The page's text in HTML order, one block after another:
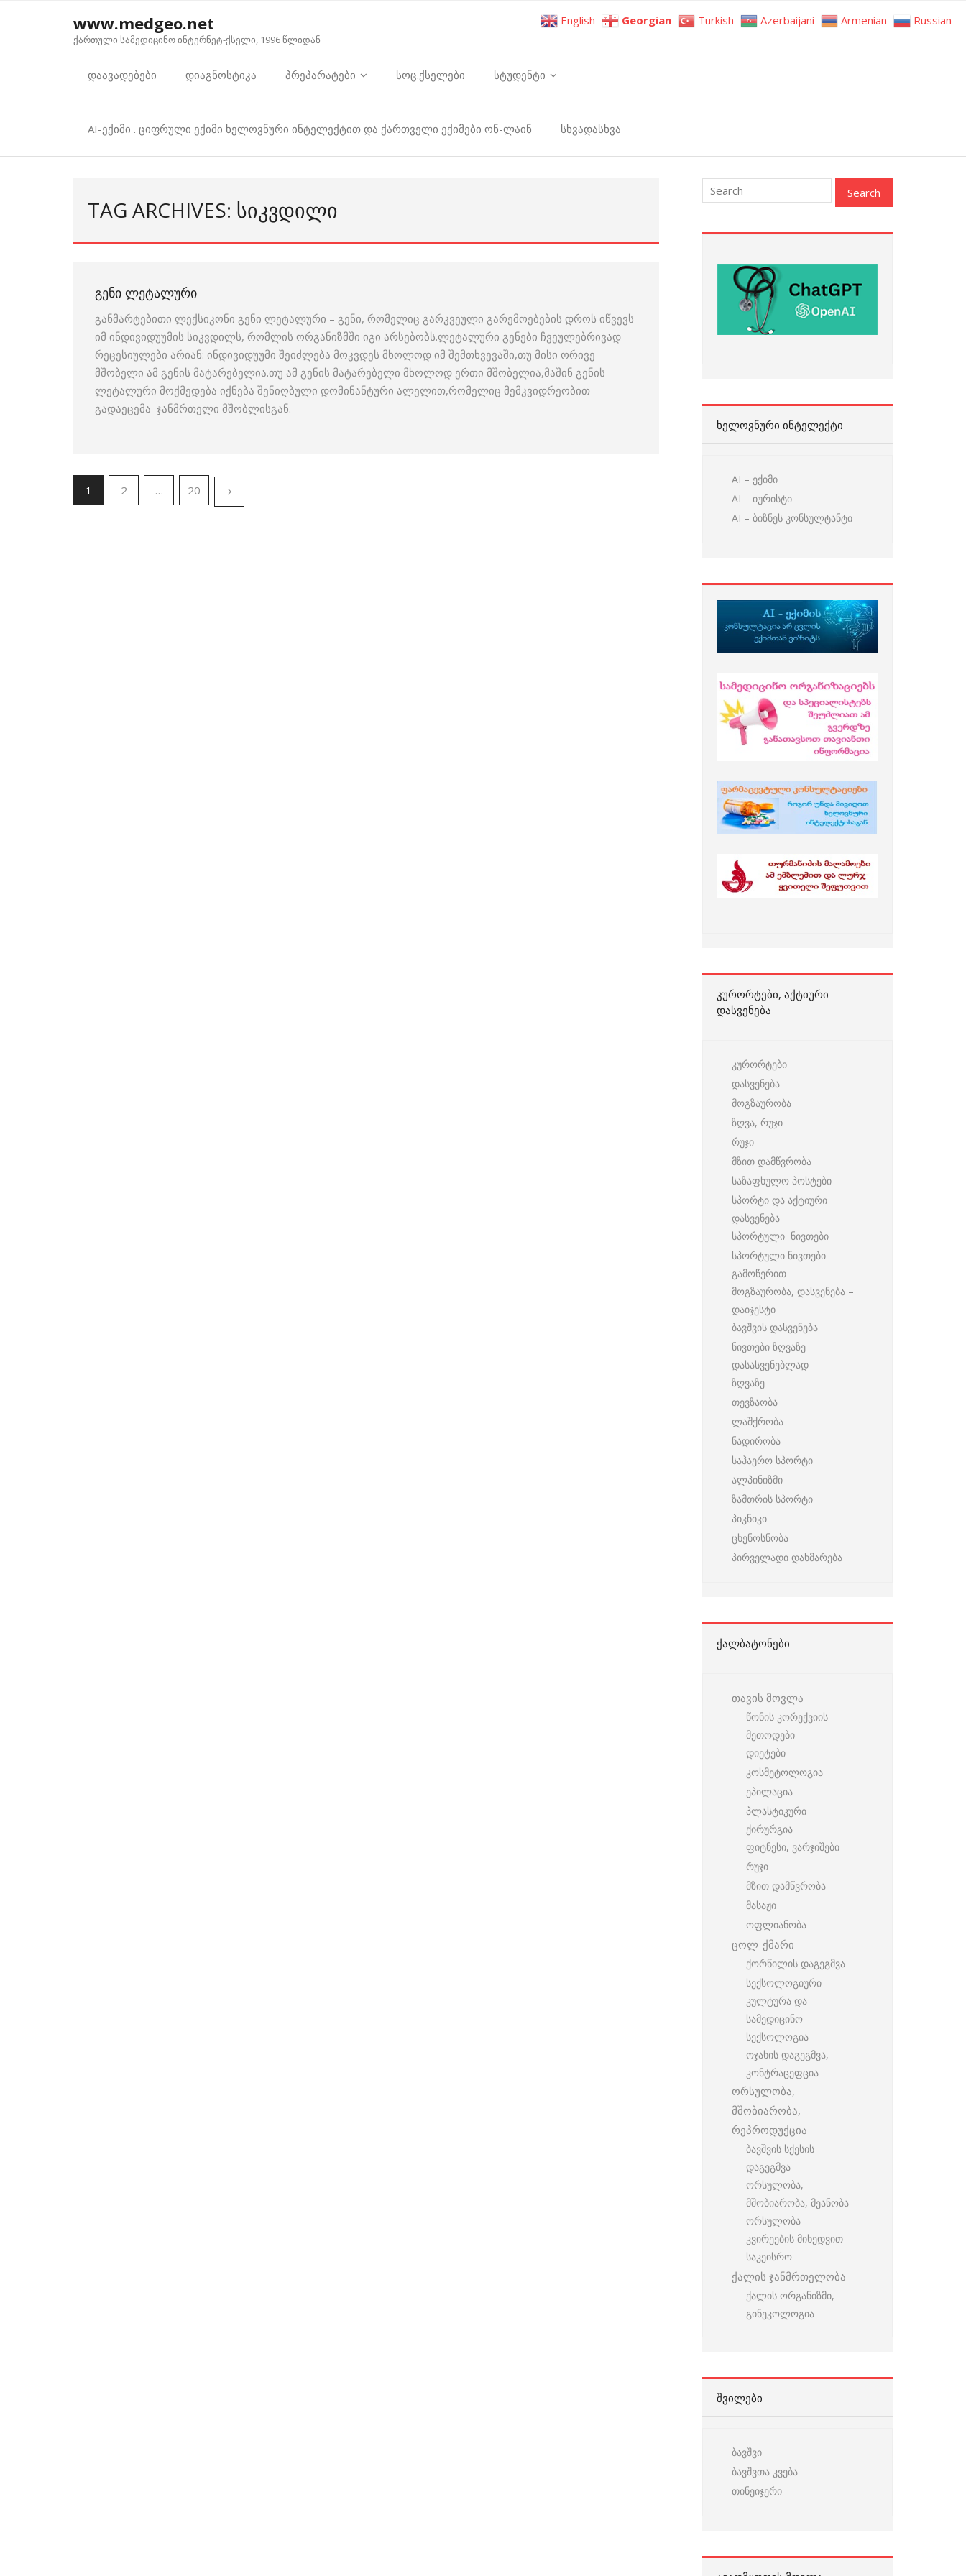
www.medgeo.net
ქართული სამედიცინო ინტერნეტ-ქსელი, 1996 წლიდან
დაავადებები დიაგნოსტიკა პრეპარატები სოც.ქსელები სტუდენტი
AI-ექიმი . ციფრული ექიმი ხელოვნური ინტელექტით და ქართველი ექიმები ონ-ლაინ სხვადასხვა
TAG ARCHIVES: ᲡᲘᲙᲕᲓᲘᲚᲘ
ᲒᲔᲜᲘ ᲚᲔᲢᲐᲚᲣᲠᲘ
განმარტებითი ლექსიკონი გენი ლეტალური – გენი, რომელიც გარკვეული გარემოებების დროს იწვევს
იმ ინდივიდუუმის სიკვდილს, რომლის ორგანიზმში იგი არსებობს.ლეტალური გენები ჩვეულებრივად
რეცესიულები არიან: ინდივიდუუმი შეიძლება მოკვდეს მხოლოდ იმ შემთხვევაში,თუ მისი ორივე
მშობელი ამ გენის მატარებელია.თუ ამ გენის მატარებელი მხოლოდ ერთი მშობელია,მაშინ გენის
ლეტალური მოქმედება იქნება შენიღბული დომინანტური ალელით,რომელიც მემკვიდრეობით
გადაეცემა ჯანმრთელი მშობლისგან.
1 2 … 20
ᲮᲔᲚᲝᲕᲜᲣᲠᲘ ᲘᲜᲢᲔᲚᲔᲥᲢᲘ
AI – ექიმი
AI – იურისტი
AI – ბიზნეს კონსულტანტი
ᲙᲣᲠᲝᲠᲢᲔᲑᲘ, ᲐᲥᲢᲘᲣᲠᲘ
ᲓᲐᲡᲕᲔᲜᲔᲑᲐ
კურორტები
დასვენება
მოგზაურობა
ზღვა, რუჯი
რუჯი
მზით დამწვრობა
საზაფხულო პოსტები
სპორტი და აქტიური
დასვენება
სპორტული ნივთები
სპორტული ნივთები
გამოწერით
მოგზაურობა, დასვენება –
დაიჯესტი
ბავშვის დასვენება
ნივთები ზღვაზე
დასასვენებლად
ზღვაზე
თევზაობა
ლაშქრობა
ნადირობა
საჰაერო სპორტი
ალპინიზმი
ზამთრის სპორტი
პიკნიკი
ცხენოსნობა
პირველადი დახმარება
ᲥᲐᲚᲑᲐᲢᲝᲜᲔᲑᲘ
თავის მოვლა
წონის კორექვიის
მეთოდები
დიეტები
კოსმეტოლოგია
ეპილაცია
პლასტიკური
ქირურგია
ფიტნესი, ვარჯიშები
რუჯი
მზით დამწვრობა
მასაჟი
ოფლიანობა
ცოლ-ქმარი
ქორწილის დაგეგმვა
სექსოლოგიური
კულტურა და
სამედიცინო
სექსოლოგია
ოჯახის დაგეგმვა,
კონტრაცეფცია
ორსულობა,
მშობიარობა,
რეპროდუქცია
ბავშვის სქესის
დაგეგმვა
ორსულობა,
მშობიარობა, მეანობა
ორსულობა
კვირეების მიხედვით
საკეისრო
ქალის ჯანმრთელობა
ქალის ორგანიზმი,
გინეკოლოგია
ᲨᲕᲘᲚᲔᲑᲘ
ბავშვი
ბავშვთა კვება
თინეიჯერი
English Georgian Turkish Azerbaijani Armenian Russian